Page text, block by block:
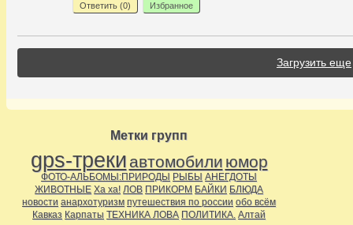
Ответить (0) Избранное
Загрузить еще
Метки групп
gps-треки автомобили юмор
ФОТО-АЛЬБОМЫ:ПРИРОДЫ РЫБЫ АНЕГДОТЫ
ЖИВОТНЫЕ Ха ха! ЛОВ ПРИКОРМ БАЙКИ БЛЮДА
новости анархотуризм путешествия по россии обо всём
Кавказ Карпаты ТЕХНИКА ЛОВА ПОЛИТИКА. Алтай